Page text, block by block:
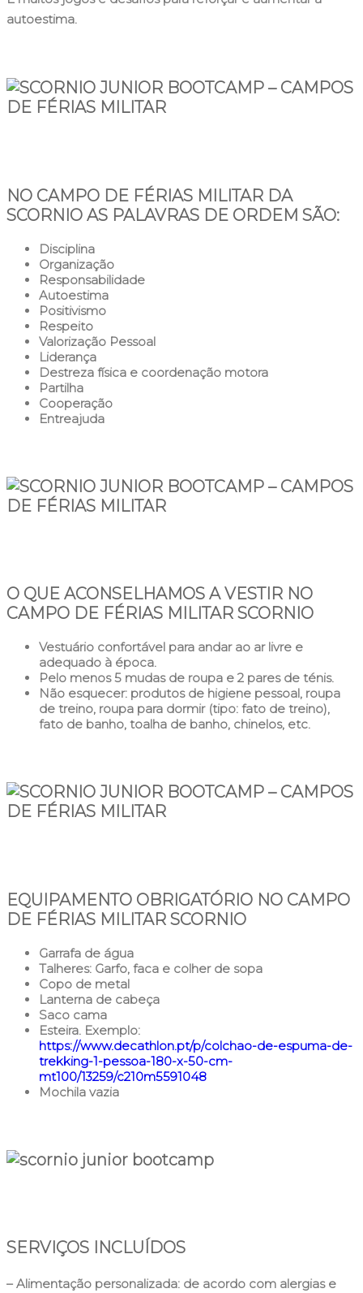
autoestima.
NO CAMPO DE FÉRIAS MILITAR DA
SCORNIO AS PALAVRAS DE ORDEM SÃO:
Disciplina
Organização
Responsabilidade
Autoestima
Positivismo
Respeito
Valorização Pessoal
Liderança
Destreza física e coordenação motora
Partilha
Cooperação
Entreajuda
O QUE ACONSELHAMOS A VESTIR NO
CAMPO DE FÉRIAS MILITAR SCORNIO
Vestuário confortável para andar ao ar livre e
adequado à época.
Pelo menos 5 mudas de roupa e 2 pares de ténis.
Não esquecer: produtos de higiene pessoal, roupa
de treino, roupa para dormir (tipo: fato de treino),
fato de banho, toalha de banho, chinelos, etc.
EQUIPAMENTO OBRIGATÓRIO NO CAMPO
DE FÉRIAS MILITAR SCORNIO
Garrafa de água
Talheres: Garfo, faca e colher de sopa
Copo de metal
Lanterna de cabeça
Saco cama
Esteira. Exemplo:
https://www.decathlon.pt/p/colchao-de-espuma-de-
trekking-1-pessoa-180-x-50-cm-
mt100/13259/c210m5591048
Mochila vazia
SERVIÇOS INCLUÍDOS
– Alimentação personalizada: de acordo com alergias e